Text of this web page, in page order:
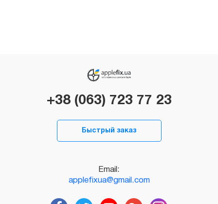
+38 (063) 723 77 23
Быстрый заказ
Email:
applefixua@gmail.com